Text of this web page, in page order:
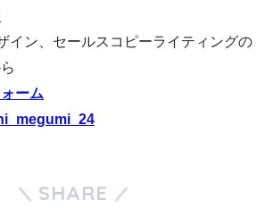
イン、セールスコピーライティングの
ーム
SHARE